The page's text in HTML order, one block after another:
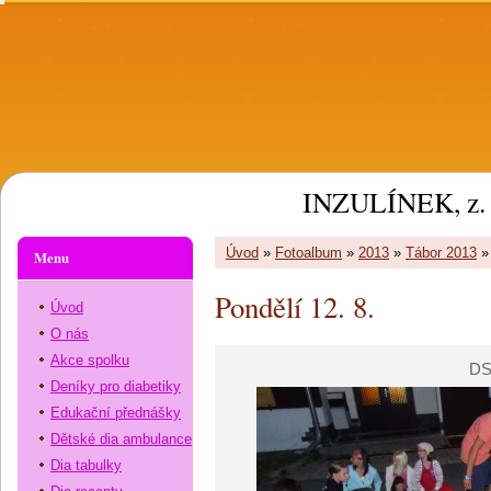
INZULÍNEK, z.
Úvod » Fotoalbum » 2013 » Tábor 2013
Pondělí 12. 8.
Menu
Úvod
O nás
Akce spolku
Deníky pro diabetiky
Edukační přednášky
Dětské dia ambulance
Dia tabulky